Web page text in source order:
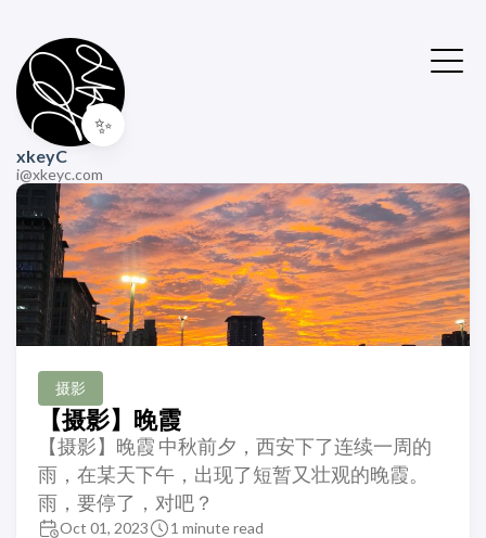
✨
xkeyC
i@xkeyc.com
摄影
【摄影】晚霞
【摄影】晚霞 中秋前夕，西安下了连续一周的
雨，在某天下午，出现了短暂又壮观的晚霞。
雨，要停了，对吧？
Oct 01, 2023 1 minute read